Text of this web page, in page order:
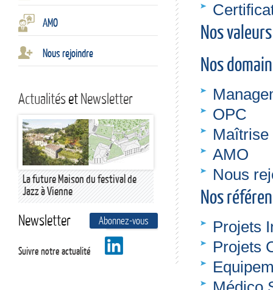
Nos valeurs
Nos
OPC
Maîtrise
AMO
Nous
Nos
Projets
Projets
AMO
Nous rejoindre
ActualitésetNewsletter
La future Maison du festival de
Jazz à Vienne
En savoir plus
Newsletter Abonnez-vous
Suivre notre actualité